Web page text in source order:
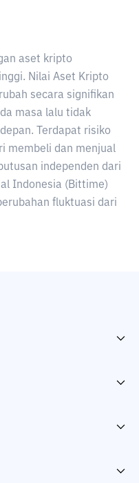
aset kripto
Nilai Aset Kripto
secara signifikan
masa lalu tidak
Terdapat risiko
membeli dan menjual
independen dari
Indonesia (Bittime)
fluktuasi dari